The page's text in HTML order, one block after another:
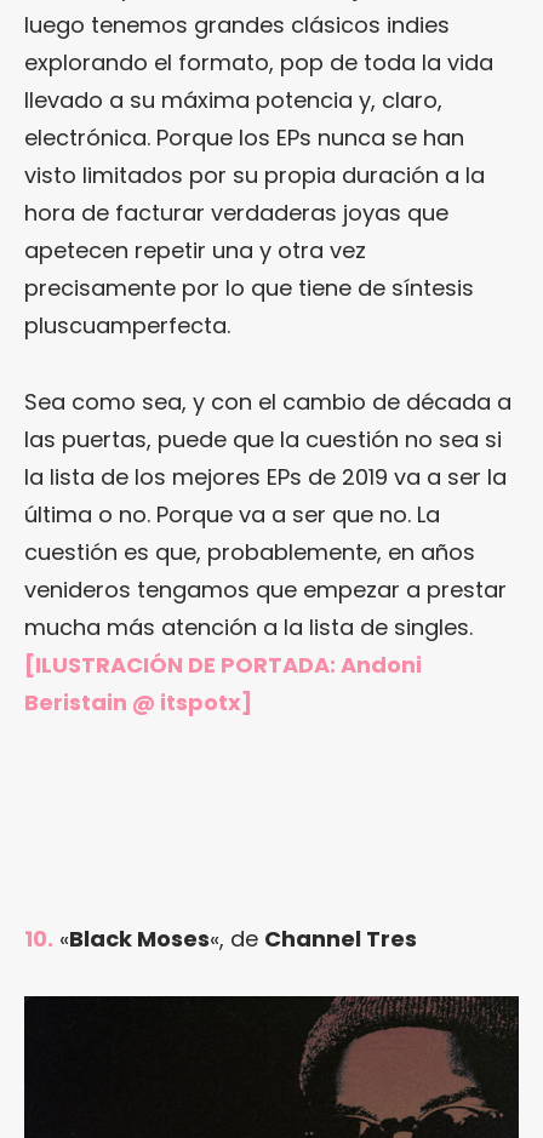
luego tenemos grandes clásicos indies
explorando el formato, pop de toda la vida
llevado a su máxima potencia y, claro,
electrónica. Porque los EPs nunca se han
visto limitados por su propia duración a la
hora de facturar verdaderas joyas que
apetecen repetir una y otra vez
precisamente por lo que tiene de síntesis
pluscuamperfecta.
Sea como sea, y con el cambio de década a
las puertas, puede que la cuestión no sea si
la lista de los mejores EPs de 2019 va a ser la
última o no. Porque va a ser que no. La
cuestión es que, probablemente, en años
venideros tengamos que empezar a prestar
mucha más atención a la lista de singles.
[ILUSTRACIÓN DE PORTADA: Andoni
Beristain @ itspotx]
10. «Black Moses«, de Channel Tres